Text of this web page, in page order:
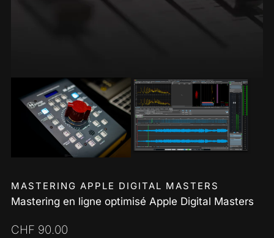
MASTERING APPLE DIGITAL MASTERS
Mastering en ligne optimisé Apple Digital Masters
CHF 90.00